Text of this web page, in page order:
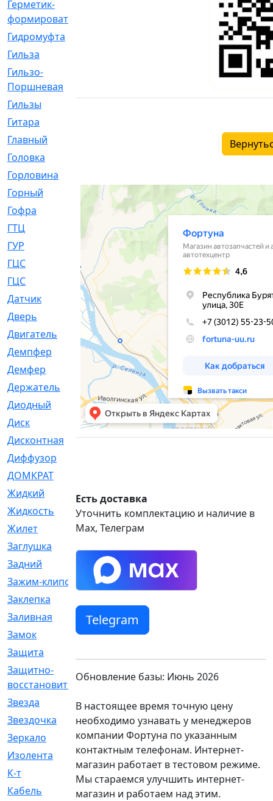
Герметик-
формирователь
Гидромуфта
Гильза
Гильзо-
Поршневая
Гильзы
Гитара
Главный
Головка
Горловина
Горный
[1]
Гофра
[86]
ГТЦ
[96]
ГУР
[34]
ГЦC
[6]
ГЦС
[74]
Датчик
[969]
Дверь
[249]
Двигатель
[64]
Демпфер
[2]
Демфер
[1]
Держатель
Диодный
[3]
Диск
[418]
Дисконтная
[1]
Диффузор
ДОМКРАТ
Жидкий
[5]
Жидкость
[80]
Жилет
[1]
Заглушка
[21]
Задний
[528]
Зажим-клипса
[1]
Заклепка
Заливная
[4]
Замок
[12]
Защита
Защитно-
восстановительный
Звезда
[1]
Звездочка
[5]
Зеркало
[369]
Изолента
[1]
К-т
[13]
Кабель
[50]
Есть доставка
Уточнить комплектацию и наличие в
Max, Телеграм
Telegram
Обновление базы: Июнь 2026
В настоящее время точную цену
необходимо узнавать у менеджеров
компании Фортуна по указанным
контактным телефонам. Интернет-
магазин работает в тестовом режиме.
Мы стараемся улучшить интернет-
магазин и работаем над этим.